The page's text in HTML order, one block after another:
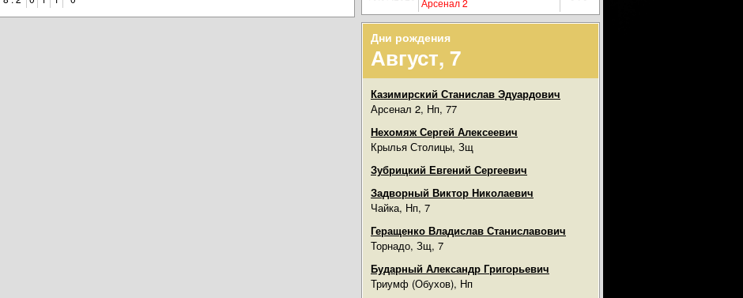
Арсенал 2
Дни рождения
Август, 7
Казимирский Станислав Эдуардович
Арсенал 2, Нп, 77
Нехомяж Сергей Алексеевич
Крылья Столицы, Зщ
Зубрицкий Евгений Сергеевич
Задворный Виктор Николаевич
Чайка, Нп, 7
Геращенко Владислав Станиславович
Торнадо, Зщ, 7
Бударный Александр Григорьевич
Триумф (Обухов), Нп